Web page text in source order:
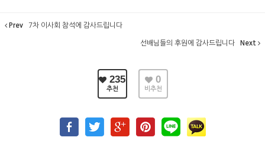
Prev 7차 이사회 참석에 감사드립니다
선배님들의 후원에 감사드립니다 Next
235
추천
0
비추천